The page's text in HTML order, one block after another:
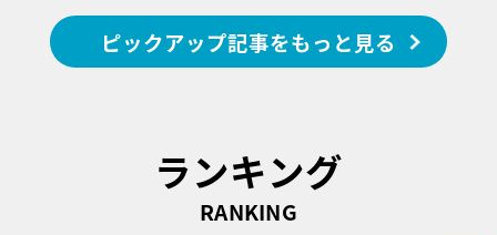
ピックアップ記事をもっと見る
ランキング
RANKING